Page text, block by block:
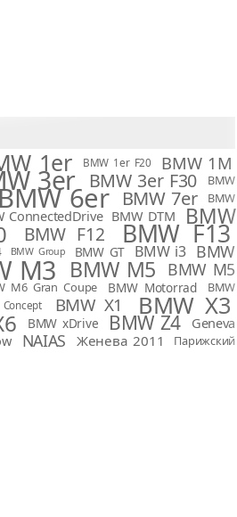
1er BMW 1er F20 BMW 1M
3er BMW 3er F30
BMW
6er BMW 7er
BMW
ConnectedDrive BMW DTM BMW
BMW F12 BMW F13
BMW Group BMW GT BMW i3 BMW
M3 BMW M5
BMW M5
M6 Gran Coupe BMW Motorrad
BMW
BMW X1 BMW X3
BMW xDrive BMW Z4
Geneva
NAIAS Женева 2011
Парижский